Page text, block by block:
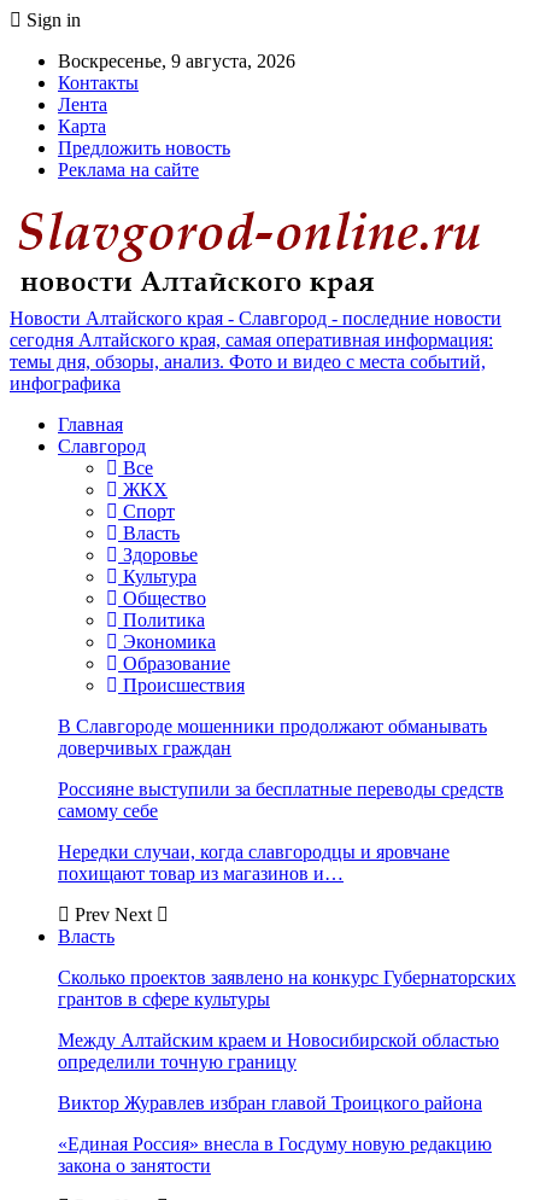
Sign in
Воскресенье, 9 августа, 2026
Контакты
Лента
Карта
Предложить новость
Реклама на сайте
Новости Алтайского края - Славгород - последние новости
сегодня Алтайского края, самая оперативная информация:
темы дня, обзоры, анализ. Фото и видео с места событий,
инфографика
Главная
Славгород
Все
ЖКХ
Спорт
Власть
Здоровье
Культура
Общество
Политика
Экономика
Образование
Происшествия
В Славгороде мошенники продолжают обманывать
доверчивых граждан
Россияне выступили за бесплатные переводы средств
самому себе
Нередки случаи, когда славгородцы и яровчане
похищают товар из магазинов и…
Prev Next
Власть
Сколько проектов заявлено на конкурс Губернаторских
грантов в сфере культуры
Между Алтайским краем и Новосибирской областью
определили точную границу
Виктор Журавлев избран главой Троицкого района
«Единая Россия» внесла в Госдуму новую редакцию
закона о занятости